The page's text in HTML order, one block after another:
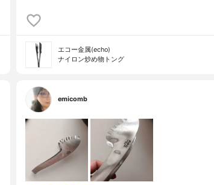
エコー金属(echo)
ナイロン炒め物トング
emicomb